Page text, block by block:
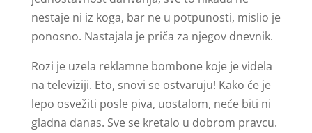
nestaje ni iz koga, bar ne u potpunosti, mislio je
ponosno. Nastajala je priča za njegov dnevnik.
Rozi je uzela reklamne bombone koje je videla
na televiziji. Eto, snovi se ostvaruju! Kako će je
lepo osvežiti posle piva, uostalom, neće biti ni
gladna danas. Sve se kretalo u dobrom pravcu.